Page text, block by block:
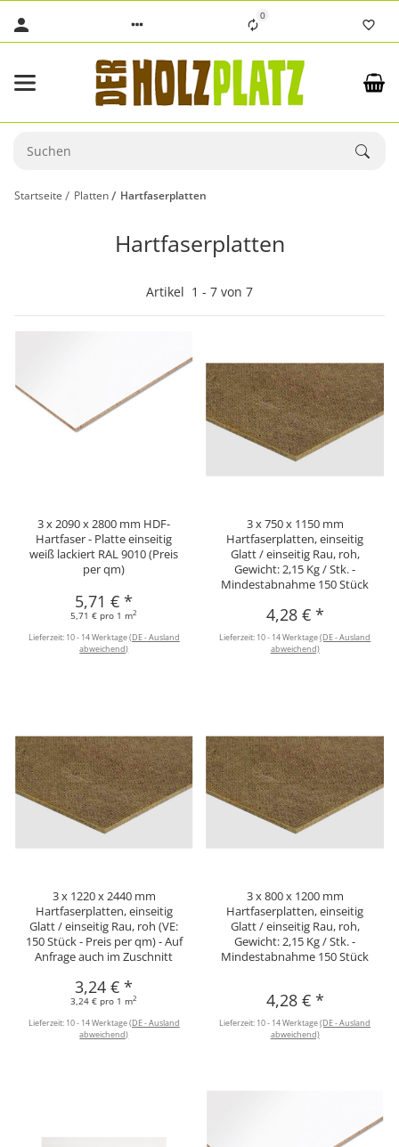
0
Startseite Platten Hartfaserplatten
Hartfaserplatten
Artikel 1 - 7 von 7
3 x 2090 x 2800 mm HDF-
Hartfaser - Platte einseitig
weiß lackiert RAL 9010 (Preis
per qm)
5,71 €*
5,71 € pro 1 m2
Lieferzeit: 10 - 14 Werktage(DE - Ausland
abweichend)
3 x 750 x 1150 mm
Hartfaserplatten, einseitig
Glatt / einseitig Rau, roh,
Gewicht: 2,15 Kg / Stk. -
Mindestabnahme 150 Stück
4,28 € *
Lieferzeit: 10 - 14 Werktage(DE - Ausland
abweichend)
3 x 1220 x 2440 mm
Hartfaserplatten, einseitig
Glatt / einseitig Rau, roh (VE:
150 Stück - Preis per qm) - Auf
Anfrage auch im Zuschnitt
3,24 €*
3,24 € pro 1 m2
Lieferzeit: 10 - 14 Werktage(DE - Ausland
abweichend)
3 x 800 x 1200 mm
Hartfaserplatten, einseitig
Glatt / einseitig Rau, roh,
Gewicht: 2,15 Kg / Stk. -
Mindestabnahme 150 Stück
4,28 € *
Lieferzeit: 10 - 14 Werktage(DE - Ausland
abweichend)